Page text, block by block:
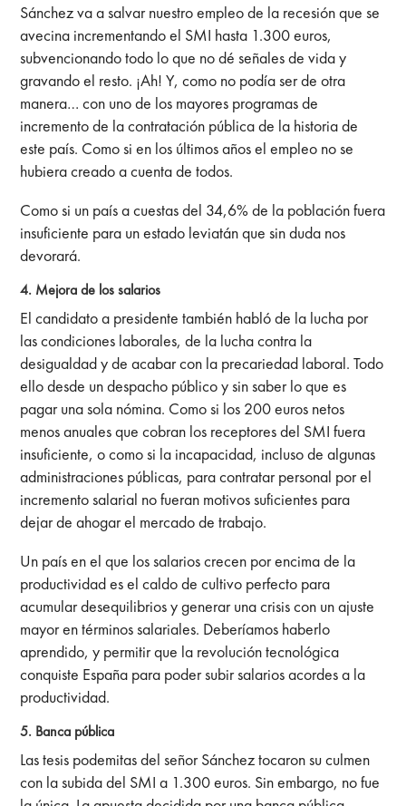
Sánchez va a salvar nuestro empleo de la recesión que se
avecina incrementando el SMI hasta 1.300 euros,
subvencionando todo lo que no dé señales de vida y
gravando el resto. ¡Ah! Y, como no podía ser de otra
manera… con uno de los mayores programas de
incremento de la contratación pública de la historia de
este país. Como si en los últimos años el empleo no se
hubiera creado a cuenta de todos.
Como si un país a cuestas del 34,6% de la población fuera
insuficiente para un estado leviatán que sin duda nos
devorará.
4. Mejora de los salarios
El candidato a presidente también habló de la lucha por
las condiciones laborales, de la lucha contra la
desigualdad y de acabar con la precariedad laboral. Todo
ello desde un despacho público y sin saber lo que es
pagar una sola nómina. Como si los 200 euros netos
menos anuales que cobran los receptores del SMI fuera
insuficiente, o como si la incapacidad, incluso de algunas
administraciones públicas, para contratar personal por el
incremento salarial no fueran motivos suficientes para
dejar de ahogar el mercado de trabajo.
Un país en el que los salarios crecen por encima de la
productividad es el caldo de cultivo perfecto para
acumular desequilibrios y generar una crisis con un ajuste
mayor en términos salariales. Deberíamos haberlo
aprendido, y permitir que la revolución tecnológica
conquiste España para poder subir salarios acordes a la
productividad.
5. Banca pública
Las tesis podemitas del señor Sánchez tocaron su culmen
con la subida del SMI a 1.300 euros. Sin embargo, no fue